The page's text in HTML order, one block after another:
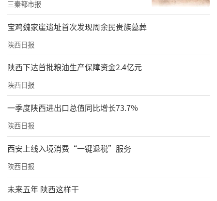
三秦都市报
宝鸡魏家崖遗址首次发现周余民贵族墓葬
陕西日报
陕西下达首批粮油生产保障资金2.4亿元
陕西日报
一季度陕西进出口总值同比增长73.7%
陕西日报
西安上线入境消费“一键退税”服务
陕西日报
未来五年 陕西这样干